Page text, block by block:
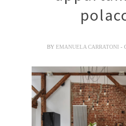
BY EMANUELA CARRATONI -